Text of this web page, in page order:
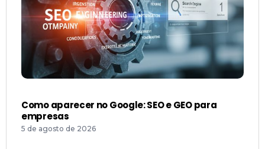
Como aparecer no Google: SEO e GEO para
empresas
5 de agosto de 2026